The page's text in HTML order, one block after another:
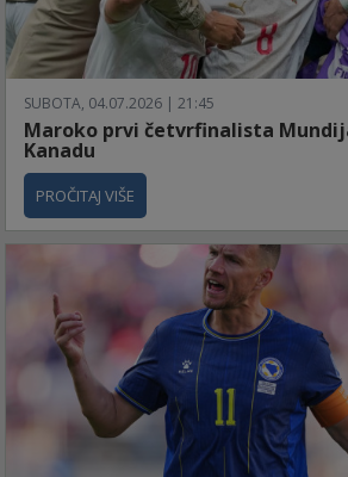
SUBOTA, 04.07.2026 | 21:45
Maroko prvi četvrfinalista
Kanadu
PROČITAJ VIŠE